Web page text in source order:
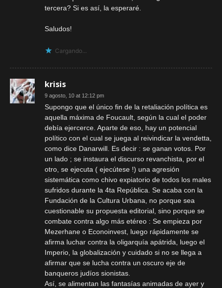
tercera? Si es así, la esperaré.
Saludos!
Cargando...
krisis
9 agosto, 10 at 12:12 pm
Supongo que el único fin de la retaliación política es
aquella máxima de Foucault, según la cual el poder
debía ejercerce. Aparte de eso, hay un potencial
político con el cual se juega al reivindicar la vendetta,
como dice Danarwill. Es decir : se ganan votos. Por
un lado ; se instaura el discurso revanchista, por el
otro, se ejecuta ( ejecútese !) una agresión
sistemática como chivo expiatorio de todos los males
sufridos durante la 4ta República. Se acaba con la
Fundación de la Cultura Urbana, no porque sea
cuestionable su propuesta editorial, sino porque se
combate contra algo más etéreo : Se empieza por
Mezerhane o Econoinvest, luego rápidamente se
afirma luchar contra la oligarquía apátrida, luego el
Imperio, la globalización y cuidado si no se llega a
afirmar que se lucha contra un oscuro eje de
banqueros judíos sionistas.
Así, se alimentan las fantasías animadas de ayer y